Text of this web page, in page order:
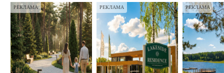
РЕКЛАМА РЕКЛАМА РЕКЛАМА